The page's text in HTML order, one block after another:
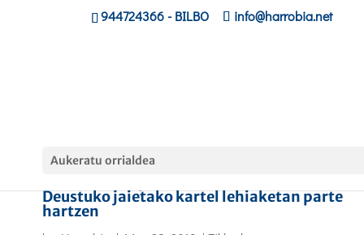
944724366- BILBO info@harrobia.net
Aukeratu orrialdea
Deustuko jaietako kartel lehiaketan parte
hartzen